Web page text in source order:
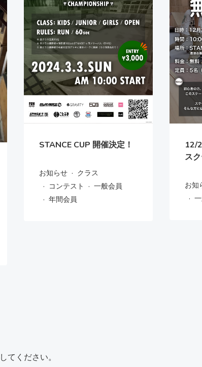
STANCE CUP 開催決定！
お知らせ· クラス
· コンテスト · 一般会員
· 年間会員
12/
ス
お知
·
してください。